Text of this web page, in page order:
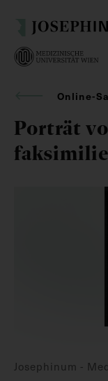
Online-
Porträt
Josephinum -